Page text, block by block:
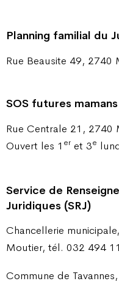
Planning familial du
Rue Beausite 49,
SOS futures mamans
Rue Centrale 21, 2740
Ouvert les 1 er et 3e
Service de
Juridiques (SRJ)
Chancellerie municipale,
Moutier, tél. 032 494
Commune de Tavannes,